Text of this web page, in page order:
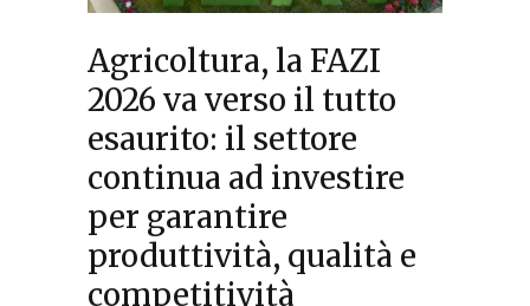
Agricoltura, la FAZI
2026 va verso il tutto
esaurito: il settore
continua ad investire
per garantire
produttività, qualità e
competitività